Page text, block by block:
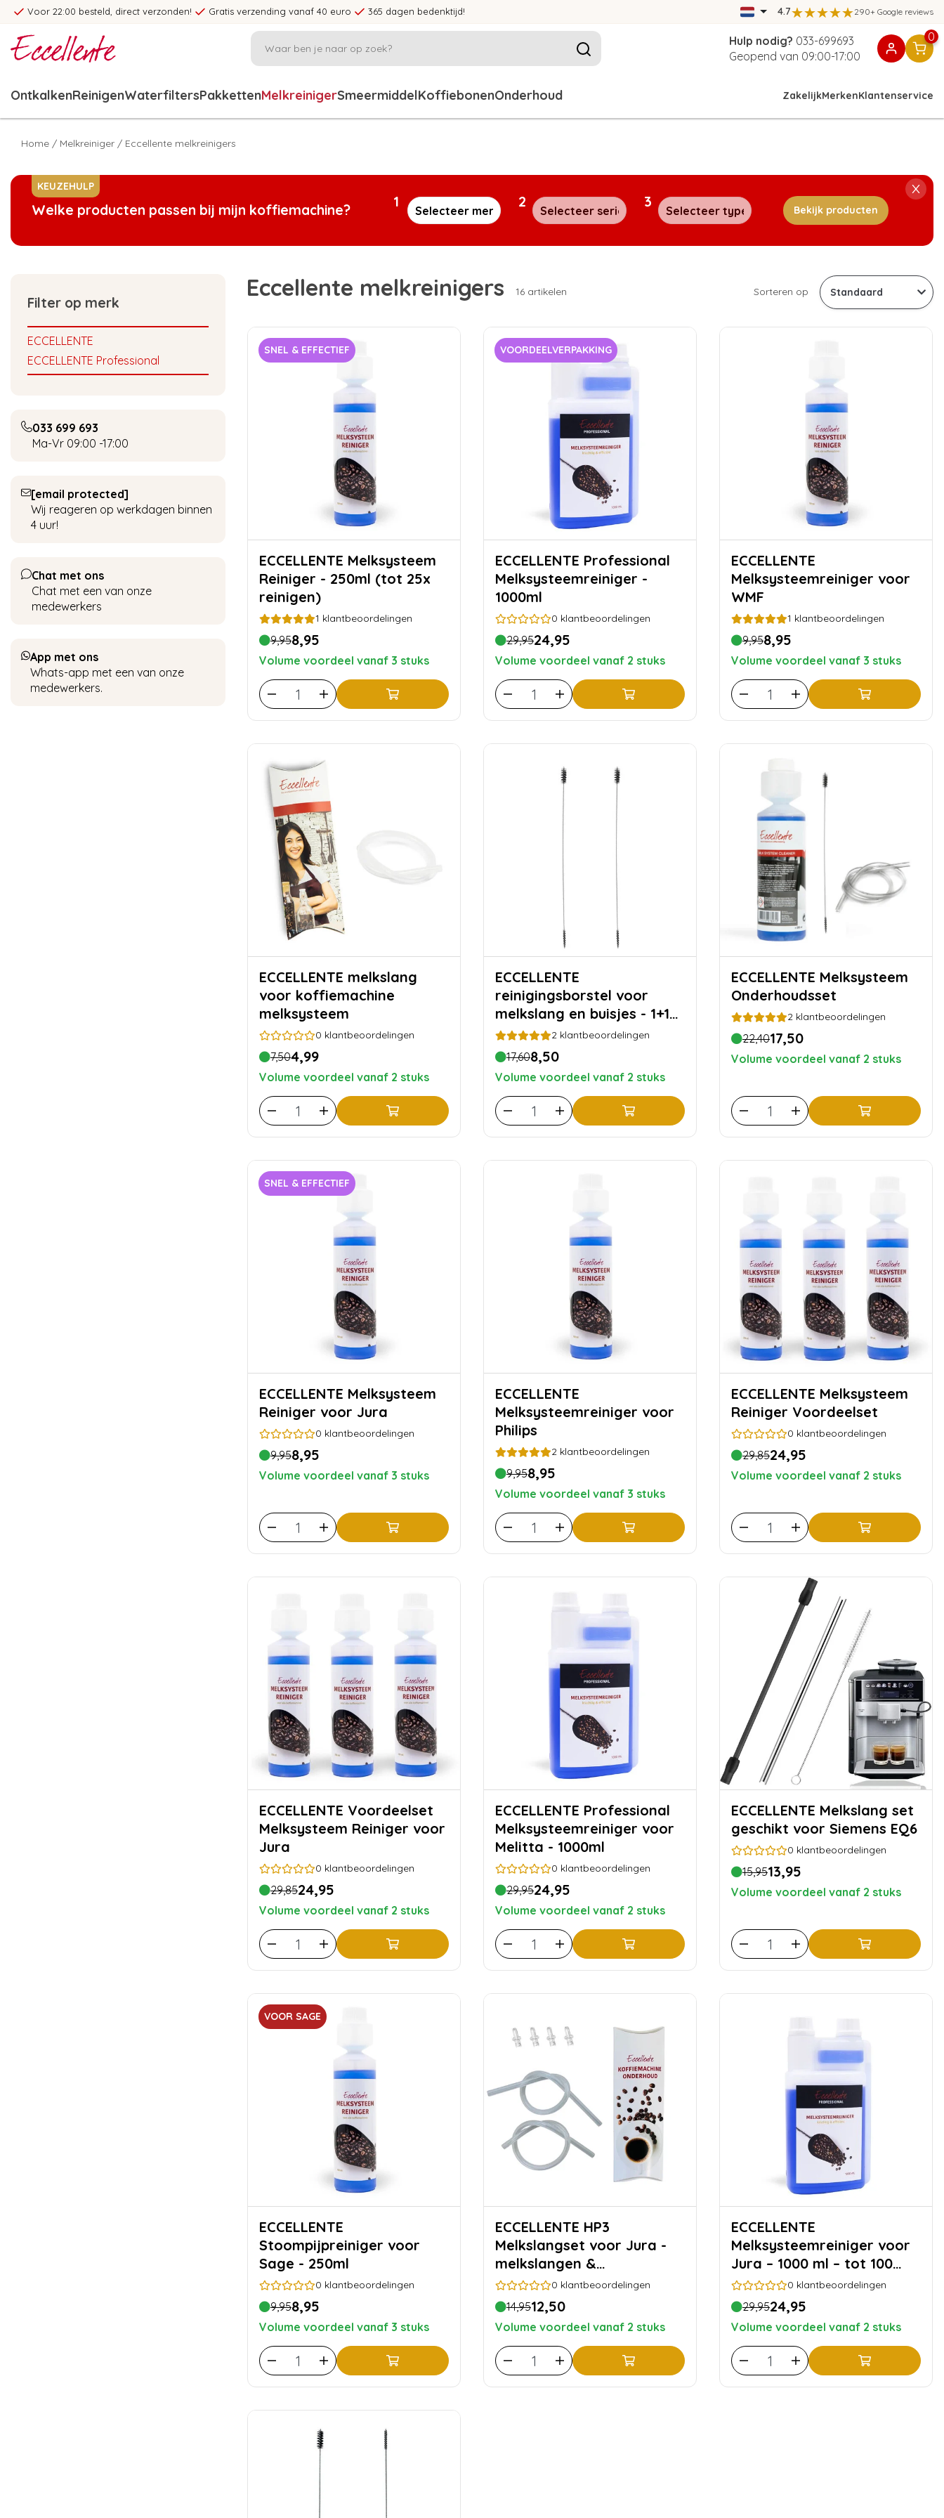
Voor 22:00 besteld, direct verzonden! Gratis verzending vanaf 40 euro 365 dagen bedenktijd! 4.7 290+ Google reviews
Hulp nodig? 033-699693
Geopend van 09:00-17:00
0
OntkalkenReinigenWaterfiltersPakkettenMelkreinigerSmeermiddelKoffiebonenOnderhoud ZakelijkMerkenKlantenservice
Home / Melkreiniger / Eccellente melkreinigers
KEUZEHULP
Welke producten passen bij mijn koffiemachine? 1 2 3 Bekijk producten
Filter op merk
ECCELLENTE
ECCELLENTE Professional
033 699 693
Ma-Vr 09:00 -17:00
[email protected]
Wij reageren op werkdagen binnen
4 uur!
Chat met ons
Chat met een van onze
medewerkers
App met ons
Whats-app met een van onze
medewerkers.
Eccellente melkreinigers 16 artikelen Sorteren op
SNEL & EFFECTIEF
ECCELLENTE Melksysteem
Reiniger - 250ml (tot 25x
reinigen)
1 klantbeoordelingen
9,958,95
Volume voordeel vanaf 3 stuks
VOORDEELVERPAKKING
ECCELLENTE Professional
Melksysteemreiniger -
1000ml
0 klantbeoordelingen
29,9524,95
Volume voordeel vanaf 2 stuks
ECCELLENTE
Melksysteemreiniger voor
WMF
1 klantbeoordelingen
9,958,95
Volume voordeel vanaf 3 stuks
ECCELLENTE melkslang
voor koffiemachine
melksysteem
0 klantbeoordelingen
7,504,99
Volume voordeel vanaf 2 stuks
ECCELLENTE
reinigingsborstel voor
melkslang en buisjes - 1+1
gratis
2 klantbeoordelingen
17,608,50
Volume voordeel vanaf 2 stuks
ECCELLENTE Melksysteem
Onderhoudsset
2 klantbeoordelingen
22,4017,50
Volume voordeel vanaf 2 stuks
SNEL & EFFECTIEF
ECCELLENTE Melksysteem
Reiniger voor Jura
0 klantbeoordelingen
9,958,95
Volume voordeel vanaf 3 stuks
ECCELLENTE
Melksysteemreiniger voor
Philips
2 klantbeoordelingen
9,958,95
Volume voordeel vanaf 3 stuks
ECCELLENTE Melksysteem
Reiniger Voordeelset
0 klantbeoordelingen
29,8524,95
Volume voordeel vanaf 2 stuks
ECCELLENTE Voordeelset
Melksysteem Reiniger voor
Jura
0 klantbeoordelingen
29,8524,95
Volume voordeel vanaf 2 stuks
ECCELLENTE Professional
Melksysteemreiniger voor
Melitta - 1000ml
0 klantbeoordelingen
29,9524,95
Volume voordeel vanaf 2 stuks
ECCELLENTE Melkslang set
geschikt voor Siemens EQ6
0 klantbeoordelingen
15,9513,95
Volume voordeel vanaf 2 stuks
VOOR SAGE
ECCELLENTE
Stoompijpreiniger voor
Sage - 250ml
0 klantbeoordelingen
9,958,95
Volume voordeel vanaf 3 stuks
ECCELLENTE HP3
Melkslangset voor Jura -
melkslangen &
aansluitnippels
0 klantbeoordelingen
14,9512,50
Volume voordeel vanaf 2 stuks
ECCELLENTE
Melksysteemreiniger voor
Jura – 1000 ml – tot 100
reinigingen
0 klantbeoordelingen
29,9524,95
Volume voordeel vanaf 2 stuks